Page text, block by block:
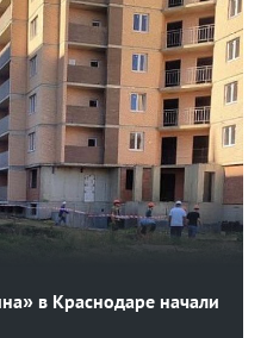
в Краснодаре начали